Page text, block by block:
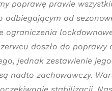
poprawę prawie
odbiegającym od
ograniczenia
doszło do
jednak zestawienie
nadto zachowawczy.